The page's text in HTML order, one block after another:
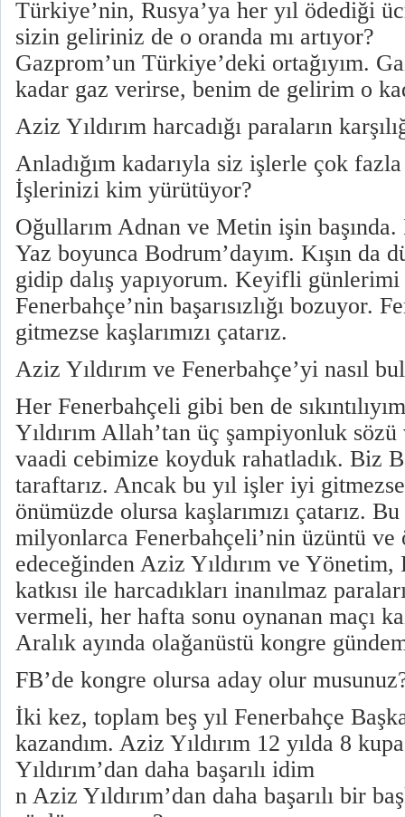
Türkiye’nin, Rusya’ya her yıl ödediği
sizin geliriniz de o oranda mı artıyor?
Gazprom’un Türkiye’deki ortağıyım.
kadar gaz verirse, benim de gelirim o
Aziz Yıldırım harcadığı paraların
Anladığım kadarıyla siz işlerle çok
İşlerinizi kim yürütüyor?
Oğullarım Adnan ve Metin işin
Yaz boyunca Bodrum’dayım. Kışın da
gidip dalış yapıyorum. Keyifli günlerimi
Fenerbahçe’nin başarısızlığı bozuyor.
gitmezse kaşlarımızı çatarız.
Aziz Yıldırım ve Fenerbahçe’yi nasıl
Her Fenerbahçeli gibi ben de
Yıldırım Allah’tan üç şampiyonluk
vaadi cebimize koyduk rahatladık. Biz
taraftarız. Ancak bu yıl işler iyi
önümüzde olursa kaşlarımızı çatarız.
milyonlarca Fenerbahçeli’nin üzüntü ve
edeceğinden Aziz Yıldırım ve Yönetim,
katkısı ile harcadıkları inanılmaz
vermeli, her hafta sonu oynanan maçı
Aralık ayında olağanüstü kongre
FB’de kongre olursa aday olur
İki kez, toplam beş yıl Fenerbahçe
kazandım. Aziz Yıldırım 12 yılda 8
Yıldırım’dan daha başarılı idim
n Aziz Yıldırım’dan daha başarılı bir